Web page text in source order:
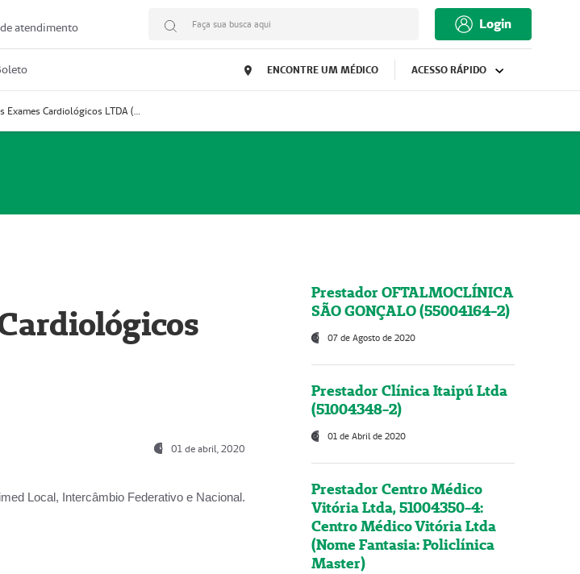
atendimento Faça sua busca aqui Login
ENCONTRE UM MÉDICO ACESSO RÁPIDO
Prestador Decordis Exames Cardiológicos LTDA (51004346-0)
01 de abril, 2020
Local, Intercâmbio Federativo e Nacional.
Prestador OFTALMOCLÍNICA
SÃO GONÇALO (55004164-2)
07 de Agosto de 2020
Prestador Clínica Itaipú Ltda
(51004348-2)
01 de Abril de 2020
Prestador Centro Médico
Vitória Ltda, 51004350-4:
Centro Médico Vitória Ltda
(Nome Fantasia: Policlínica
Master)